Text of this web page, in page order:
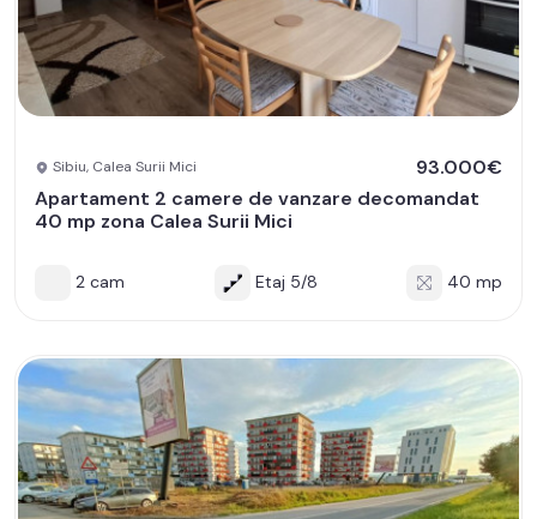
Sibiu, Calea Surii Mici
93.000€
Apartament 2 camere de vanzare decomandat
40 mp zona Calea Surii Mici
2 cam Etaj 5/8 40 mp